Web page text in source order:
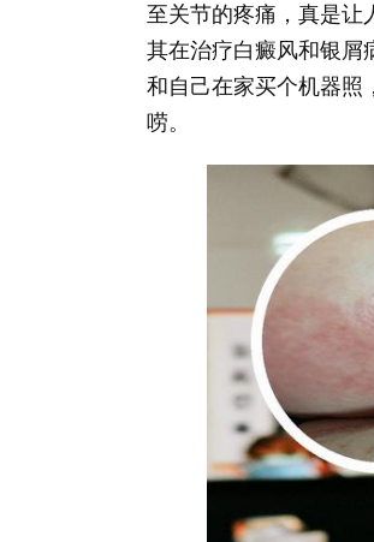
至关节的疼痛，真是让
其在治疗白癜风和银屑
和自己在家买个机器照
唠。